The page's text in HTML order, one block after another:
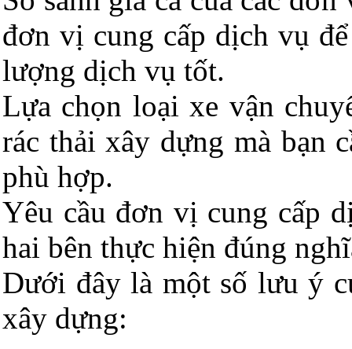
đơn vị cung cấp dịch vụ
lượng dịch vụ tốt.
Lựa chọn loại xe vận
rác thải xây dựng mà bạn
phù hợp.
Yêu cầu đơn vị cung cấp
hai bên thực hiện đúng
Dưới đây là một số lưu ý
xây dựng: